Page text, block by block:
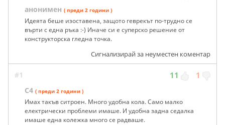
анонимен ( преди 2 години )
Идеята беше изоставена, защото геврекът по-трудно се
върти с една ръка :-) Иначе си е суперско решение от
конструкторска гледна точка.
Сигнализирай за неуместен коментар
#1 11 1
C4 ( преди 2 години )
Имах такъв ситроен. Много удобна кола. Само малко
електрически проблеми имаше. И удобна задна седалка
имаше една колежка много се радваше.